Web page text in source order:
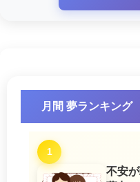
月間 夢ランキング
1
不安